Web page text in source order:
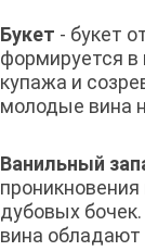
Букет - букет
формируется в
купажа и
молодые вина
Ванильный
дубовых
вина